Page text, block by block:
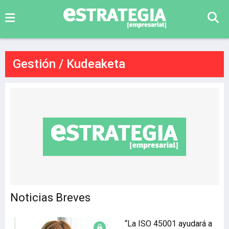
Gestión / Kudeaketa
Noticias Breves
“La ISO 45001 ayudará a